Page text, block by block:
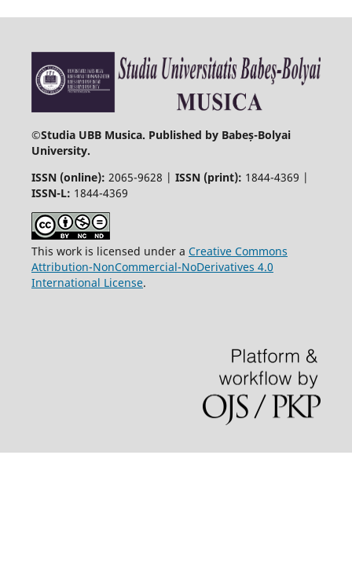
©Studia UBB Musica. Published by Babeș-Bolyai
University.
ISSN (online): 2065-9628 | ISSN (print): 1844-4369 |
ISSN-L: 1844-4369
This work is licensed under a Creative Commons
Attribution-NonCommercial-NoDerivatives 4.0
International License.